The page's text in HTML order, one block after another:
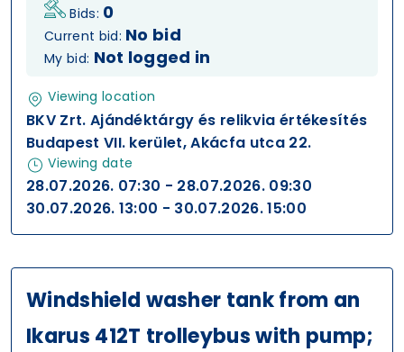
Bids: 0
Current bid: No bid
My bid: Not logged in
Viewing location
BKV Zrt. Ajándéktárgy és relikvia értékesítés
Budapest VII. kerület, Akácfa utca 22.
Viewing date
28.07.2026. 07:30 - 28.07.2026. 09:30
30.07.2026. 13:00 - 30.07.2026. 15:00
Windshield washer tank from an
Ikarus 412T trolleybus with pump;